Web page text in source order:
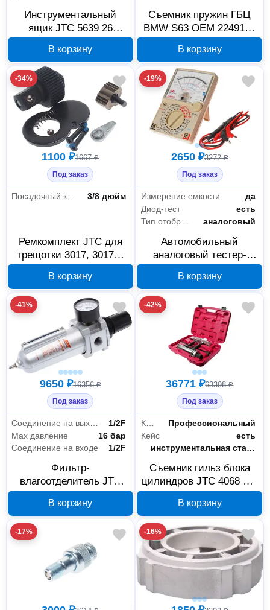
Инструментальный
ящик JTC 5639 26
573934
В корзину
Съемник пружин ГБЦ
BMW S63 OEM 2249160
В корзину
-34%
1100 ₽1667 ₽
Под заказ
3/8 дюйм
Ремкомплект JTC для
трещотки 3017, 3017A,
В корзину
-19%
2650 ₽3272 ₽
Под заказ
Измерение емкости
да
Диод-тест
есть
Тип отображения
аналоговый
Автомобильный
аналоговый тестер-
15523847
В корзину
-41%
9650 ₽16356 ₽
Под заказ
1/2F
Max давление
16 бар
Соединение на входе
1/2F
Фильтр-
влагоотделитель JTC
16 бар, 4000 л/мин,
269608
В корзину
-42%
36771 ₽63398 ₽
Под заказ
Класс товара
Профессиональный
Кейс
есть
Материал
инструментальная сталь
Съемник гильз блока
цилиндров JTC 4068 60-
В корзину
-17% -16%